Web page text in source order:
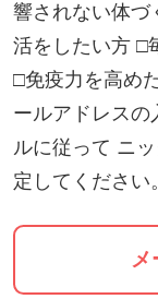
▶︎決済は【現地
福岡のオーガニ
響されない体づ
活をしたい方 □
□免疫力を高め
ールアドレスの
ルに従って ニ
定してください。
メ